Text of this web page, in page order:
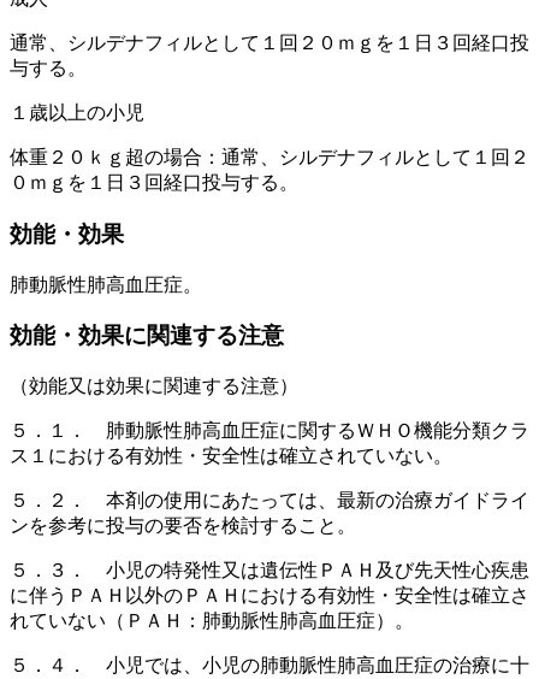
通常、シルデナフィルとして１回２０ｍｇを１日３回経口投
与する。
１歳以上の小児
体重２０ｋｇ超の場合：通常、シルデナフィルとして１回２
０ｍｇを１日３回経口投与する。
効能・効果
肺動脈性肺高血圧症。
効能・効果に関連する注意
（効能又は効果に関連する注意）
５．１． 肺動脈性肺高血圧症に関するＷＨＯ機能分類クラ
ス１における有効性・安全性は確立されていない。
５．２． 本剤の使用にあたっては、最新の治療ガイドライ
ンを参考に投与の要否を検討すること。
５．３． 小児の特発性又は遺伝性ＰＡＨ及び先天性心疾患
に伴うＰＡＨ以外のＰＡＨにおける有効性・安全性は確立さ
れていない（ＰＡＨ：肺動脈性肺高血圧症）。
５．４． 小児では、小児の肺動脈性肺高血圧症の治療に十